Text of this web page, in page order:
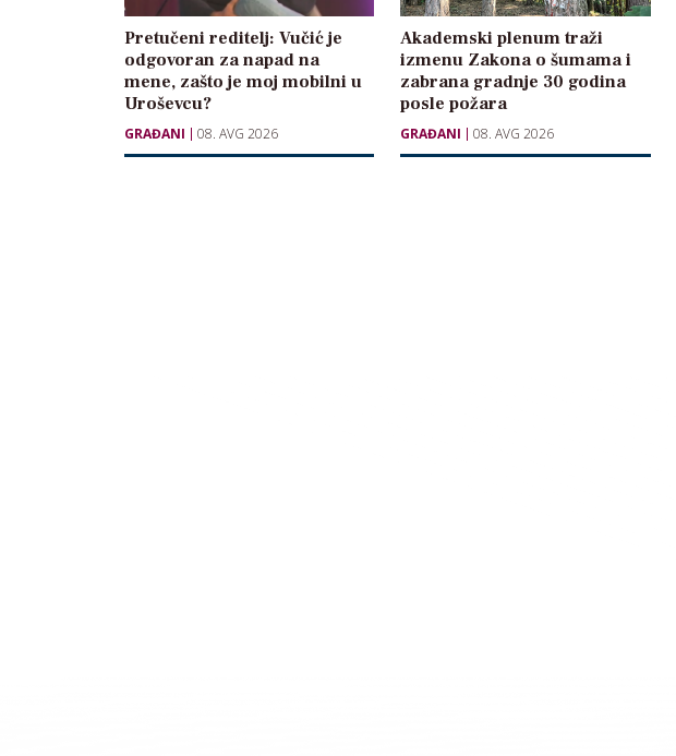
Pretučeni reditelj: Vučić je
odgovoran za napad na
mene, zašto je moj mobilni u
Uroševcu?
GRAĐANI 08. AVG 2026
Akademski plenum traži
izmenu Zakona o šumama i
zabrana gradnje 30 godina
posle požara
GRAĐANI 08. AVG 2026